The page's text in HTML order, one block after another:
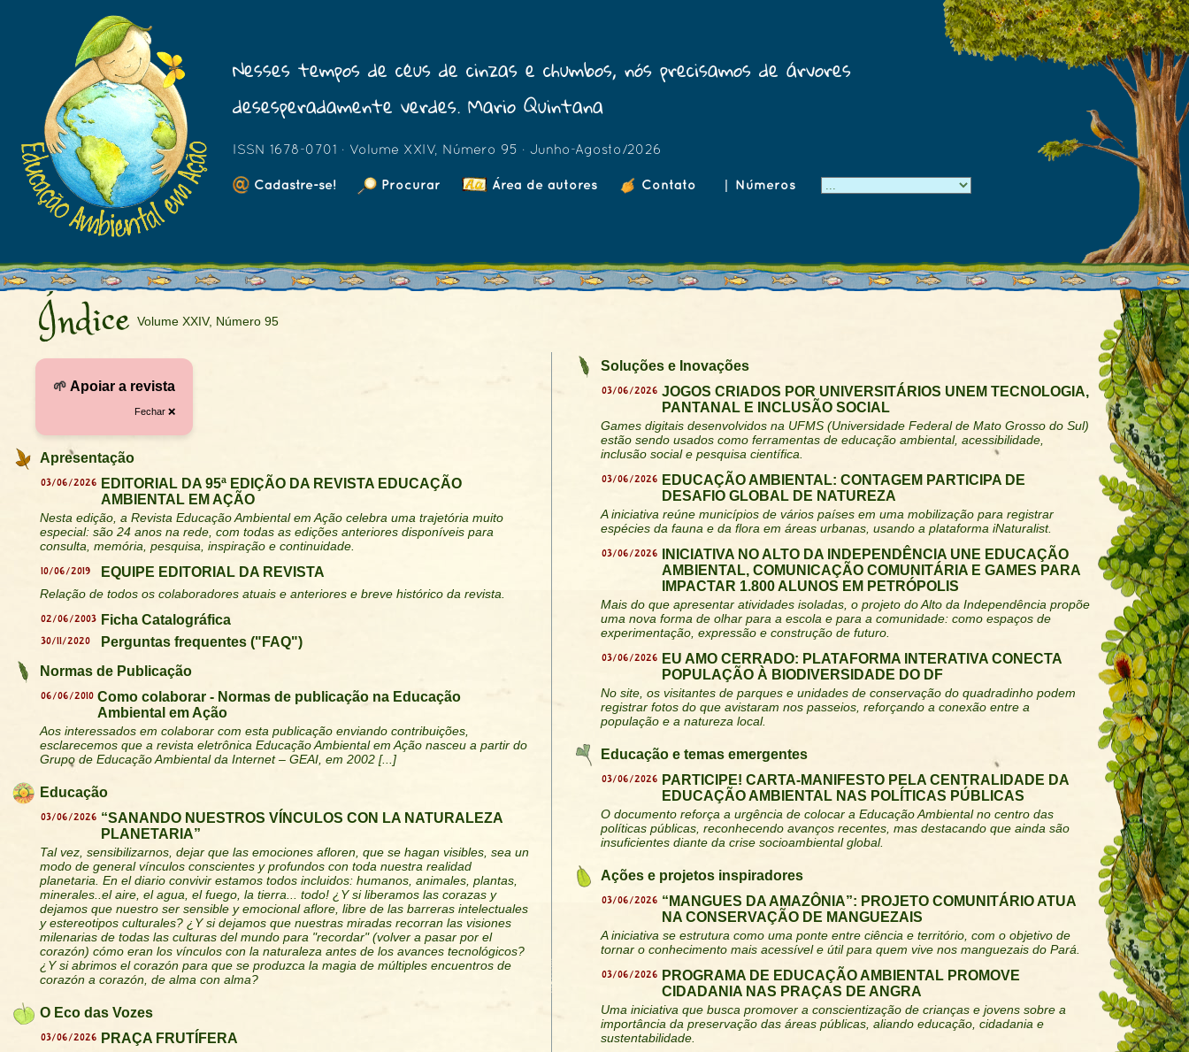
Nesses tempos de céus de cinzas e chumbos, nós precisamos de árvores
desesperadamente verdes. Mario Quintana
ISSN 1678-0701 · Volume XXIV, Número 95 · Junho-Agosto/2026
Cadastre-se! Procurar Área de autores Contato | Números
Índice Volume XXIV, Número 95
🌱 Apoiar a revista
Fechar ❌
Apresentação
03/06/2026 EDITORIAL DA 95ª EDIÇÃO DA REVISTA EDUCAÇÃO
AMBIENTAL EM AÇÃO
Nesta edição, a Revista Educação Ambiental em Ação celebra uma trajetória muito
especial: são 24 anos na rede, com todas as edições anteriores disponíveis para
consulta, memória, pesquisa, inspiração e continuidade.
10/06/2019 EQUIPE EDITORIAL DA REVISTA
Relação de todos os colaboradores atuais e anteriores e breve histórico da revista.
02/06/2003 Ficha Catalográfica
30/11/2020
Perguntas frequentes ("FAQ")
Normas de Publicação
06/06/2010 Como colaborar - Normas de publicação na Educação
Ambiental em Ação
Aos interessados em colaborar com esta publicação enviando contribuições,
esclarecemos que a revista eletrônica Educação Ambiental em Ação nasceu a partir do
Grupo de Educação Ambiental da Internet – GEAI, em 2002 [...]
Educação
03/06/2026 “SANANDO NUESTROS VÍNCULOS CON LA NATURALEZA
PLANETARIA”
Tal vez, sensibilizarnos, dejar que las emociones afloren, que se hagan visibles, sea un
modo de general vínculos conscientes y profundos con toda nuestra realidad
planetaria. En el diario convivir estamos todos incluidos: humanos, animales, plantas,
minerales..el aire, el agua, el fuego, la tierra... todo! ¿Y si liberamos las corazas y
dejamos que nuestro ser sensible y emocional aflore, libre de las barreras intelectuales
y estereotipos culturales? ¿Y si dejamos que nuestras miradas recorran las visiones
milenarias de todas las culturas del mundo para "recordar" (volver a pasar por el
corazón) cómo eran los vínculos con la naturaleza antes de los avances tecnológicos?
¿Y si abrimos el corazón para que se produzca la magia de múltiples encuentros de
corazón a corazón, de alma con alma?
O Eco das Vozes
03/06/2026 PRAÇA FRUTÍFERA
Soluções e Inovações
03/06/2026 JOGOS CRIADOS POR UNIVERSITÁRIOS UNEM TECNOLOGIA,
PANTANAL E INCLUSÃO SOCIAL
Games digitais desenvolvidos na UFMS (Universidade Federal de Mato Grosso do Sul)
estão sendo usados como ferramentas de educação ambiental, acessibilidade,
inclusão social e pesquisa científica.
03/06/2026 EDUCAÇÃO AMBIENTAL: CONTAGEM PARTICIPA DE
DESAFIO GLOBAL DE NATUREZA
A iniciativa reúne municípios de vários países em uma mobilização para registrar
espécies da fauna e da flora em áreas urbanas, usando a plataforma iNaturalist.
03/06/2026
INICIATIVA NO ALTO DA INDEPENDÊNCIA UNE EDUCAÇÃO
AMBIENTAL, COMUNICAÇÃO COMUNITÁRIA E GAMES PARA
IMPACTAR 1.800 ALUNOS EM PETRÓPOLIS
Mais do que apresentar atividades isoladas, o projeto do Alto da Independência propõe
uma nova forma de olhar para a escola e para a comunidade: como espaços de
experimentação, expressão e construção de futuro.
03/06/2026 EU AMO CERRADO: PLATAFORMA INTERATIVA CONECTA
POPULAÇÃO À BIODIVERSIDADE DO DF
No site, os visitantes de parques e unidades de conservação do quadradinho podem
registrar fotos do que avistaram nos passeios, reforçando a conexão entre a
população e a natureza local.
Educação e temas emergentes
03/06/2026 PARTICIPE! CARTA-MANIFESTO PELA CENTRALIDADE DA
EDUCAÇÃO AMBIENTAL NAS POLÍTICAS PÚBLICAS
O documento reforça a urgência de colocar a Educação Ambiental no centro das
políticas públicas, reconhecendo avanços recentes, mas destacando que ainda são
insuficientes diante da crise socioambiental global.
Ações e projetos inspiradores
03/06/2026 “MANGUES DA AMAZÔNIA”: PROJETO COMUNITÁRIO ATUA
NA CONSERVAÇÃO DE MANGUEZAIS
A iniciativa se estrutura como uma ponte entre ciência e território, com o objetivo de
tornar o conhecimento mais acessível e útil para quem vive nos manguezais do Pará.
03/06/2026 PROGRAMA DE EDUCAÇÃO AMBIENTAL PROMOVE
CIDADANIA NAS PRAÇAS DE ANGRA
Uma iniciativa que busca promover a conscientização de crianças e jovens sobre a
importância da preservação das áreas públicas, aliando educação, cidadania e
sustentabilidade.